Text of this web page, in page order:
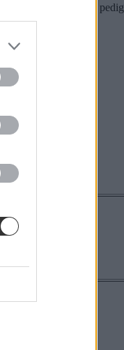
frissülő cikkeinket pedig